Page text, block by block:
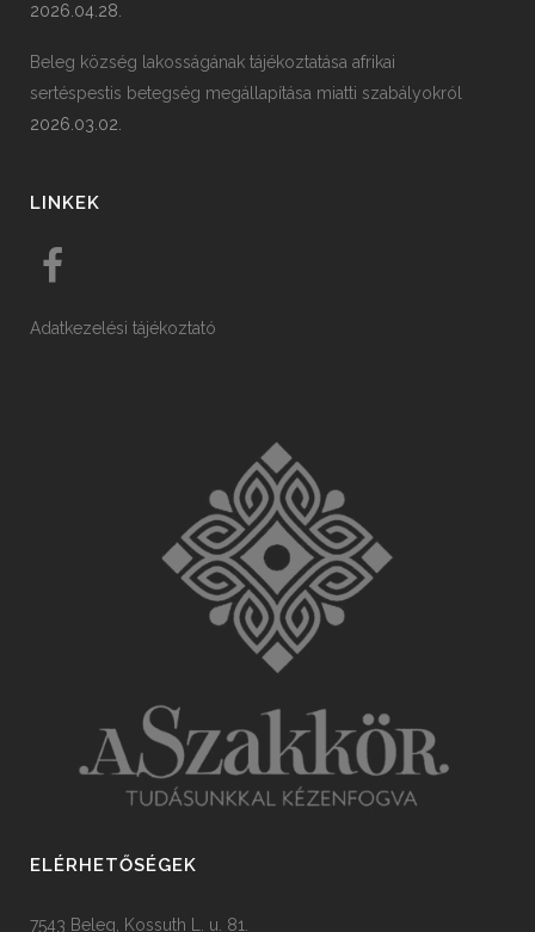
2026.04.28.
Beleg község lakosságának tájékoztatása afrikai
sertéspestis betegség megállapítása miatti szabályokról
2026.03.02.
LINKEK
Adatkezelési tájékoztató
ELÉRHETŐSÉGEK
7543 Beleg, Kossuth L. u. 81.